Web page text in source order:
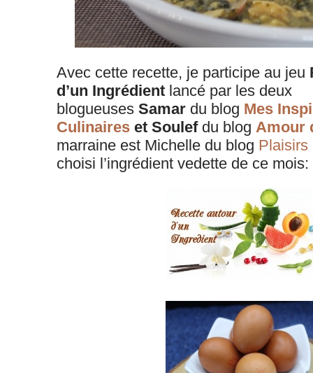
Avec cette recette, je participe au jeu
d’un Ingrédient lancé par les deux
blogueuses Samar du blog Mes
Culinaires et Soulef du blog Amour
marraine est Michelle du blog Plaisirs
choisi l’ingrédient vedette de ce mois: